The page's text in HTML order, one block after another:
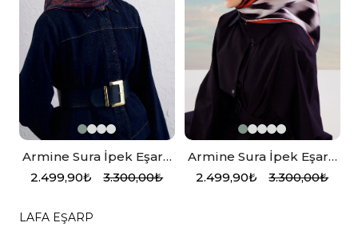
Armine Sura İpek Eşarp
Lacivert, Bordo
2.499,90₺ 3.300,00₺
Armine Sura İpek Eşarp
Turuncu
2.499,90₺ 3.300,00₺
LAFA EŞARP